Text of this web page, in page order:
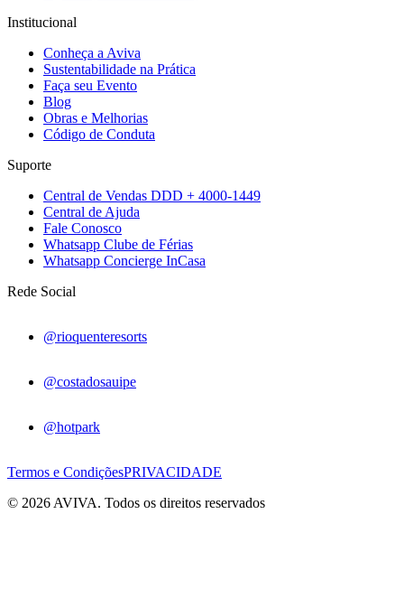
Institucional
Conheça a Aviva
Sustentabilidade na Prática
Faça seu Evento
Blog
Obras e Melhorias
Código de Conduta
Suporte
Central de Vendas DDD + 4000-1449
Central de Ajuda
Fale Conosco
Whatsapp Clube de Férias
Whatsapp Concierge InCasa
Rede Social
@rioquenteresorts
@costadosauipe
@hotpark
Termos e CondiçõesPRIVACIDADE
© 2026 AVIVA. Todos os direitos reservados